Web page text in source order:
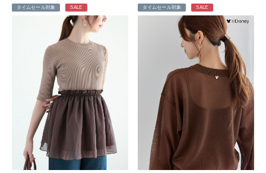
タイムセール対象 SALE タイムセール対象 SALE